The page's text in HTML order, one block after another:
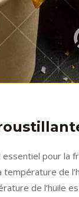
pour la
température de
de l’huile